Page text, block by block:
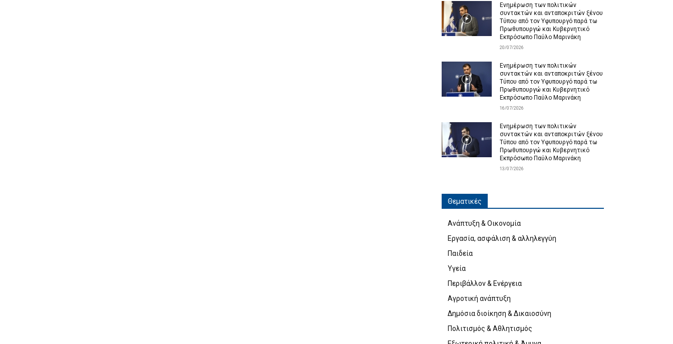
Ενημέρωση των πολιτικών
συντακτών και ανταποκριτών ξένου
Τύπου από τον Υφυπουργό παρά τω
Πρωθυπουργώ και Κυβερνητικό
Εκπρόσωπο Παύλο Μαρινάκη
20/07/2026
Ενημέρωση των πολιτικών
συντακτών και ανταποκριτών ξένου
Τύπου από τον Υφυπουργό παρά τω
Πρωθυπουργώ και Κυβερνητικό
Εκπρόσωπο Παύλο Μαρινάκη
16/07/2026
Ενημέρωση των πολιτικών
συντακτών και ανταποκριτών ξένου
Τύπου από τον Υφυπουργό παρά τω
Πρωθυπουργώ και Κυβερνητικό
Εκπρόσωπο Παύλο Μαρινάκη
13/07/2026
Θεματικές
Ανάπτυξη & Οικονομία
Εργασία, ασφάλιση & αλληλεγγύη
Παιδεία
Υγεία
Περιβάλλον & Ενέργεια
Αγροτική ανάπτυξη
Δημόσια διοίκηση & Δικαιοσύνη
Πολιτισμός & Αθλητισμός